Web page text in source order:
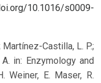
10.1016/s0009-
Castilla, L. P.;
in: Enzymology and
Weiner, E. Maser, R.